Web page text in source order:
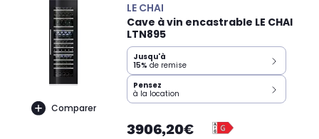
Comparer
LE CHAI
Cave à vin encastrable LE CHAI
LTN895
Jusqu'à
15% de remise
Pensez
à la location
3906,20€